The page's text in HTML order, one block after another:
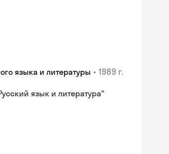
языка и литературы • 1989 г.
язык и литература"